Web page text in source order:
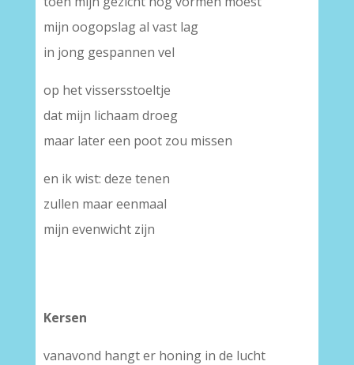
mijn oogopslag al vast lag
in jong gespannen vel
op het vissersstoeltje
dat mijn lichaam droeg
maar later een poot zou missen
en ik wist: deze tenen
zullen maar eenmaal
mijn evenwicht zijn
Kersen
vanavond hangt er honing in de lucht